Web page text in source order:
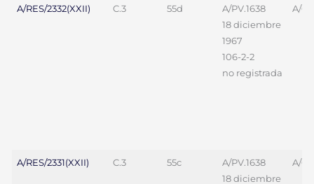
A/RES/2332(XXII) C.3 55d
A/PV.1638
18 diciembre
1967
106-2-2
no registrada
A/
A/RES/2331(XXII) C.3 55c
A/PV.1638
18 diciembre
A/